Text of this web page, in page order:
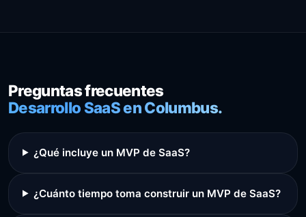
Preguntas frecuentes
Desarrollo SaaS en Columbus.
¿Qué incluye un MVP de SaaS?
¿Cuánto tiempo toma construir un MVP de SaaS?